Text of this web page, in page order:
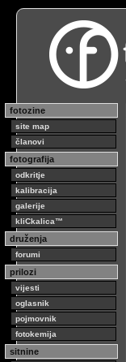
fotozine
site map
članovi
fotografija
odkritje
kalibracija
galerije
kliCkalica™
druženja
forumi
prilozi
vijesti
oglasnik
pojmovnik
fotokemija
sitnine